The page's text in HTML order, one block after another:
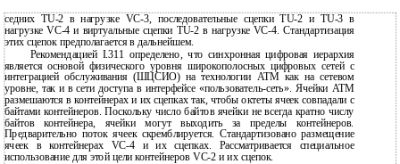
седних ТU-2 в нагрузке VC-3, последовательные сцепки TU-2 и TU-3 в
нагрузке VC-4 и виртуальные сцепки TU-2 в нагрузке VC-4. Стандартизация
этих сцепок предполагается в дальнейшем.
Рекомендацией I.311 определено, что синхронная цифровая иерархия
является основой физического уровня широкополосных цифровых сетей с
интеграцией обслуживания (ШЦСИО) на технологии АТМ как на сетевом
уровне, так и в сети доступа в интерфейсе «пользователь-сеть». Ячейки АТМ
размешаются в контейнерах и их сцепках так, чтобы октеты ячеек совпадали с
байтами контейнеров. Поскольку число байтов ячейки не всегда кратно числу
байтов контейнера, ячейки могут выходить за пределы контейнеров.
Предварительно поток ячеек скремблируется. Стандартизовано размещение
ячеек в контейнерах VC-4 и их сцепках. Рассматривается специальное
использование для этой цели контейнеров VC-2 и их сцепок.